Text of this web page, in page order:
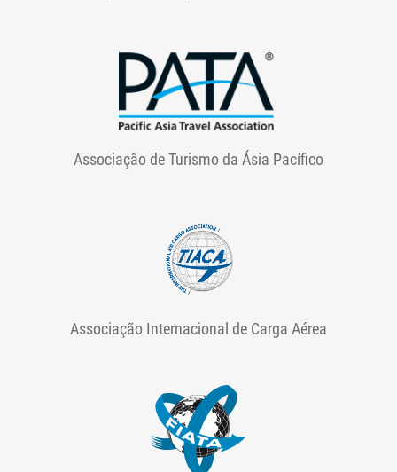
Associação de Turismo da Ásia Pacífico
Associação Internacional de Carga Aérea